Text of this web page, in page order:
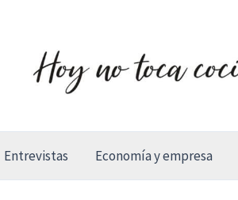
Entrevistas Economía y empresa